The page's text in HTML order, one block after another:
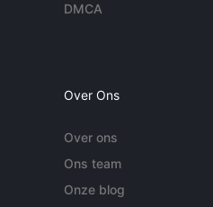
DMCA
Over Ons
Over ons
Ons team
Onze blog